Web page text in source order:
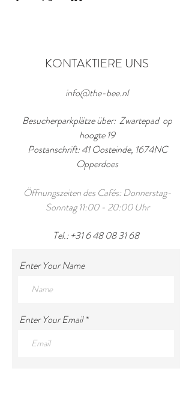
KONTAKTIERE UNS
info@the-bee.nl
Besucherparkplätze über: Zwartepad op
hoogte 19
Postanschrift: 41 Oosteinde, 1674NC
Opperdoes
Öffnungszeiten des Cafés: Donnerstag-
Sonntag 11:00 - 20:00 Uhr
Tel.: +31 6 48 08 31 68
Enter Your Name
Enter Your Email